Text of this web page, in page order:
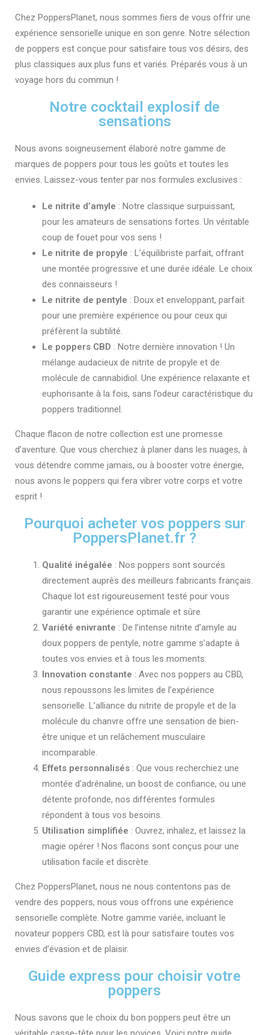
Chez PoppersPlanet, nous sommes fiers de vous offrir une
expérience sensorielle unique en son genre. Notre sélection
de poppers est conçue pour satisfaire tous vos désirs, des
plus classiques aux plus funs et variés. Préparés vous à un
voyage hors du commun !
Notre cocktail explosif de
sensations
Nous avons soigneusement élaboré notre gamme de
marques de poppers pour tous les goûts et toutes les
envies. Laissez-vous tenter par nos formules exclusives :
Le nitrite d’amyle : Notre classique surpuissant,
pour les amateurs de sensations fortes. Un véritable
coup de fouet pour vos sens !
Le nitrite de propyle : L’équilibriste parfait, offrant
une montée progressive et une durée idéale. Le choix
des connaisseurs !
Le nitrite de pentyle : Doux et enveloppant, parfait
pour une première expérience ou pour ceux qui
préfèrent la subtilité.
Le poppers CBD : Notre dernière innovation ! Un
mélange audacieux de nitrite de propyle et de
molécule de cannabidiol. Une expérience relaxante et
euphorisante à la fois, sans l’odeur caractéristique du
poppers traditionnel.
Chaque flacon de notre collection est une promesse
d’aventure. Que vous cherchiez à planer dans les nuages, à
vous détendre comme jamais, ou à booster votre énergie,
nous avons le poppers qui fera vibrer votre corps et votre
esprit !
Pourquoi acheter vos poppers sur
PoppersPlanet.fr ?
Qualité inégalée : Nos poppers sont sourcés
directement auprès des meilleurs fabricants français.
Chaque lot est rigoureusement testé pour vous
garantir une expérience optimale et sûre.
Variété enivrante : De l’intense nitrite d’amyle au
doux poppers de pentyle, notre gamme s’adapte à
toutes vos envies et à tous les moments.
Innovation constante : Avec nos poppers au CBD,
nous repoussons les limites de l’expérience
sensorielle. L’alliance du nitrite de propyle et de la
molécule du chanvre offre une sensation de bien-
être unique et un relâchement musculaire
incomparable.
Effets personnalisés : Que vous recherchiez une
montée d’adrénaline, un boost de confiance, ou une
détente profonde, nos différentes formules
répondent à tous vos besoins.
Utilisation simplifiée : Ouvrez, inhalez, et laissez la
magie opérer ! Nos flacons sont conçus pour une
utilisation facile et discrète.
Chez PoppersPlanet, nous ne nous contentons pas de
vendre des poppers, nous vous offrons une expérience
sensorielle complète. Notre gamme variée, incluant le
novateur poppers CBD, est là pour satisfaire toutes vos
envies d’évasion et de plaisir.
Guide express pour choisir votre
poppers
Nous savons que le choix du bon poppers peut être un